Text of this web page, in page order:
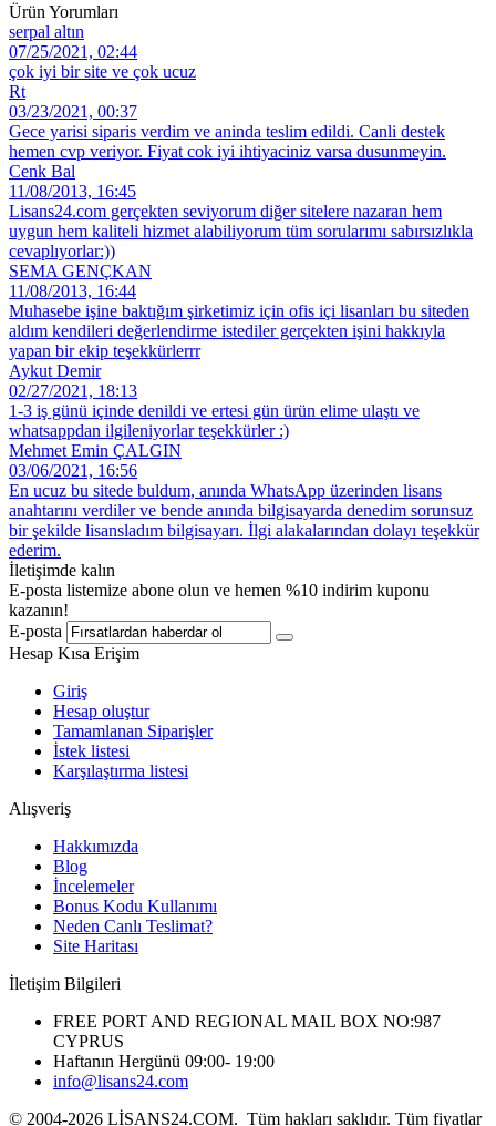
Ürün Yorumları
serpal altın
07/25/2021, 02:44
çok iyi bir site ve çok ucuz
Rt
03/23/2021, 00:37
Gece yarisi siparis verdim ve aninda teslim edildi. Canli destek
hemen cvp veriyor. Fiyat cok iyi ihtiyaciniz varsa dusunmeyin.
Cenk Bal
11/08/2013, 16:45
Lisans24.com gerçekten seviyorum diğer sitelere nazaran hem
uygun hem kaliteli hizmet alabiliyorum tüm sorularımı sabırsızlıkla
cevaplıyorlar:))
SEMA GENÇKAN
11/08/2013, 16:44
Muhasebe işine baktığım şirketimiz için ofis içi lisanları bu siteden
aldım kendileri değerlendirme istediler gerçekten işini hakkıyla
yapan bir ekip teşekkürlerrr
Aykut Demir
02/27/2021, 18:13
1-3 iş günü içinde denildi ve ertesi gün ürün elime ulaştı ve
whatsappdan ilgileniyorlar teşekkürler :)
Mehmet Emin ÇALGIN
03/06/2021, 16:56
En ucuz bu sitede buldum, anında WhatsApp üzerinden lisans
anahtarını verdiler ve bende anında bilgisayarda denedim sorunsuz
bir şekilde lisansladım bilgisayarı. İlgi alakalarından dolayı teşekkür
ederim.
İletişimde kalın
E-posta listemize abone olun ve hemen %10 indirim kuponu
kazanın!
E-posta
Hesap Kısa Erişim
Giriş
Hesap oluştur
Tamamlanan Siparişler
İstek listesi
Karşılaştırma listesi
Alışveriş
Hakkımızda
Blog
İncelemeler
Bonus Kodu Kullanımı
Neden Canlı Teslimat?
Site Haritası
İletişim Bilgileri
FREE PORT AND REGIONAL MAIL BOX NO:987
CYPRUS
Haftanın Hergünü 09:00- 19:00
info@lisans24.com
© 2004-2026 LİSANS24.COM. Tüm hakları saklıdır. Tüm fiyatlar